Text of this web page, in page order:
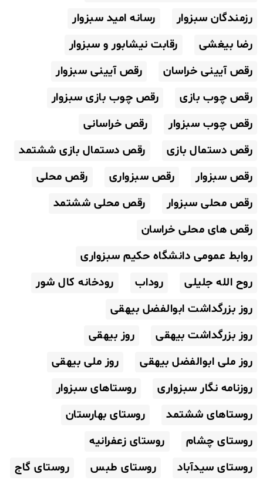
رزمندگان سبزوار
رسانه امید سبزوار
رضا بیغشی
رقابت نیشابور و سبزوار
رقص آیینی خراسان
رقص آیینی سبزوار
رقص چوب بازی
رقص چوب بازی سبزوار
رقص چوب سبزوار
رقص خراسانی
رقص دستمال بازی
رقص دستمال بازی ششتمد
رقص سبزوار
رقص سبزواری
رقص محلی
رقص محلی سبزوار
رقص محلی ششتمد
رقص های محلی خراسان
روابط عمومی دانشگاه حکیم سبزواری
روح الله جلیلی
روداب
رودخانه کال شور
روز بزرگداشت ابوالفضل بیهقی
روز بزرگداشت بیهقی
روز بیهقی
روز ملی ابوالفضل بیهقی
روز ملی بیهقی
روزنامه نگار سبزواری
روستاهای سبزوار
روستاهای ششتمد
روستای بهارستان
روستای چشام
روستای زعفرانیه
روستای سیدآباد
روستای طبس روستای گاج